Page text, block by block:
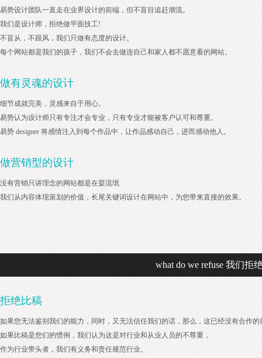
易势设计团队一直走在业界设计的前端，但不盲目追赶潮流。
我们是设计师，拒绝做平面技工!
不盲从，不跟风，我们只做有态度的设计。
每个网站都是我们的孩子，我们不会去做连自己和家人都不愿意看的网站。
做有灵魂的设计
细节成就完美，灵感来自于用心。
易势认为设计师只有专注才会专业，只有专业才能被客户认可和尊重。
易势 designer 将感情注入到每个作品中，让作品感动自己，进而感动他人。
做营销型的设计
没有营销只讲理念的网站都是在耍流氓
我们从内容体现策划的价值，长尾关键词设计在网站中，为您带来直接的效果。
what do we refuse 我们拒
拒绝比稿
如果您无法鉴别我们的能力，同时，又无法信任我们的话，那么，这已经没有合作的
如果比稿是您们的惯例，我们认为这是对行业和从业人员的不尊重，
作为行业带头者，我们有义务和责任规范行业。